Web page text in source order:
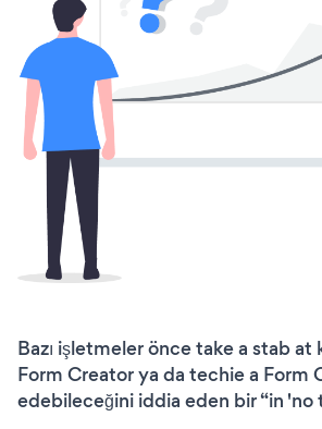
Bazı işletmeler önce take a stab
Form Creator ya da techie a Form
edebileceğini iddia eden bir “in 'no